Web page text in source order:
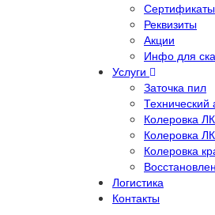
Сертификаты
Реквизиты
Акции
Инфо для
Услуги
Заточка пил
Технический
Колеровка
Колеровка
Колеровка
Логистика
Контакты